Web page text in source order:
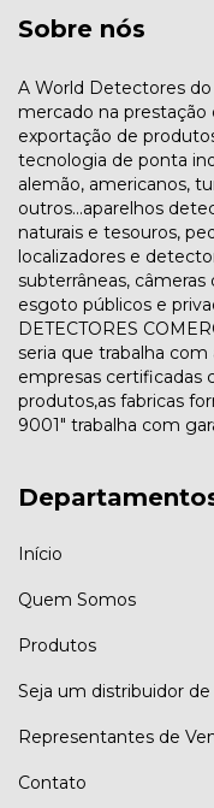
Sobre nós
A World Detectores do
mercado na
exportação de
tecnologia de ponta
alemão, americanos,
outros...aparelhos
naturais e tesouros,
localizadores e
subterrâneas,
esgoto públicos e
DETECTORES
seria que trabalha
empresas certificadas
produtos,as fabricas
9001" trabalha com
Início
Quem Somos
Produtos
Seja um distribuidor
Representantes de
Contato